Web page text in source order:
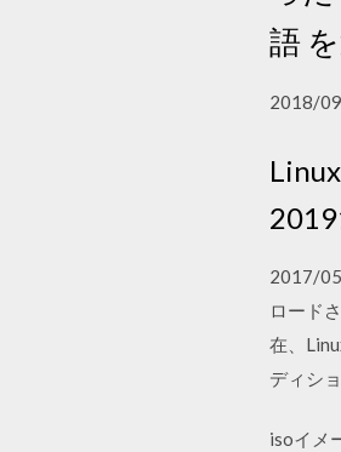
語
2018/
2017/
ロード
在、
ディシ
isoイメ